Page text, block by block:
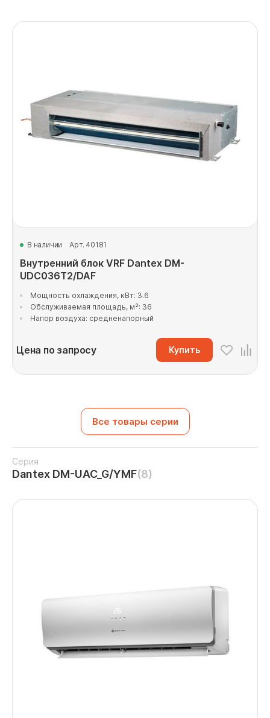
В наличии Арт. 40181
Внутренний блок VRF Dantex DM-
UDC036T2/DAF
Мощность охлаждения, кВт: 3.6
Обслуживаемая площадь, м²: 36
Напор воздуха: средненапорный
Цена по запросу Купить
Все товары серии
Серия
Dantex DM-UAC_G/YMF(8)